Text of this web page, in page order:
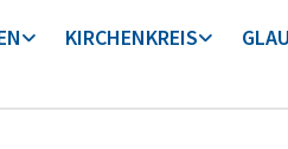
KIRCHENKREIS